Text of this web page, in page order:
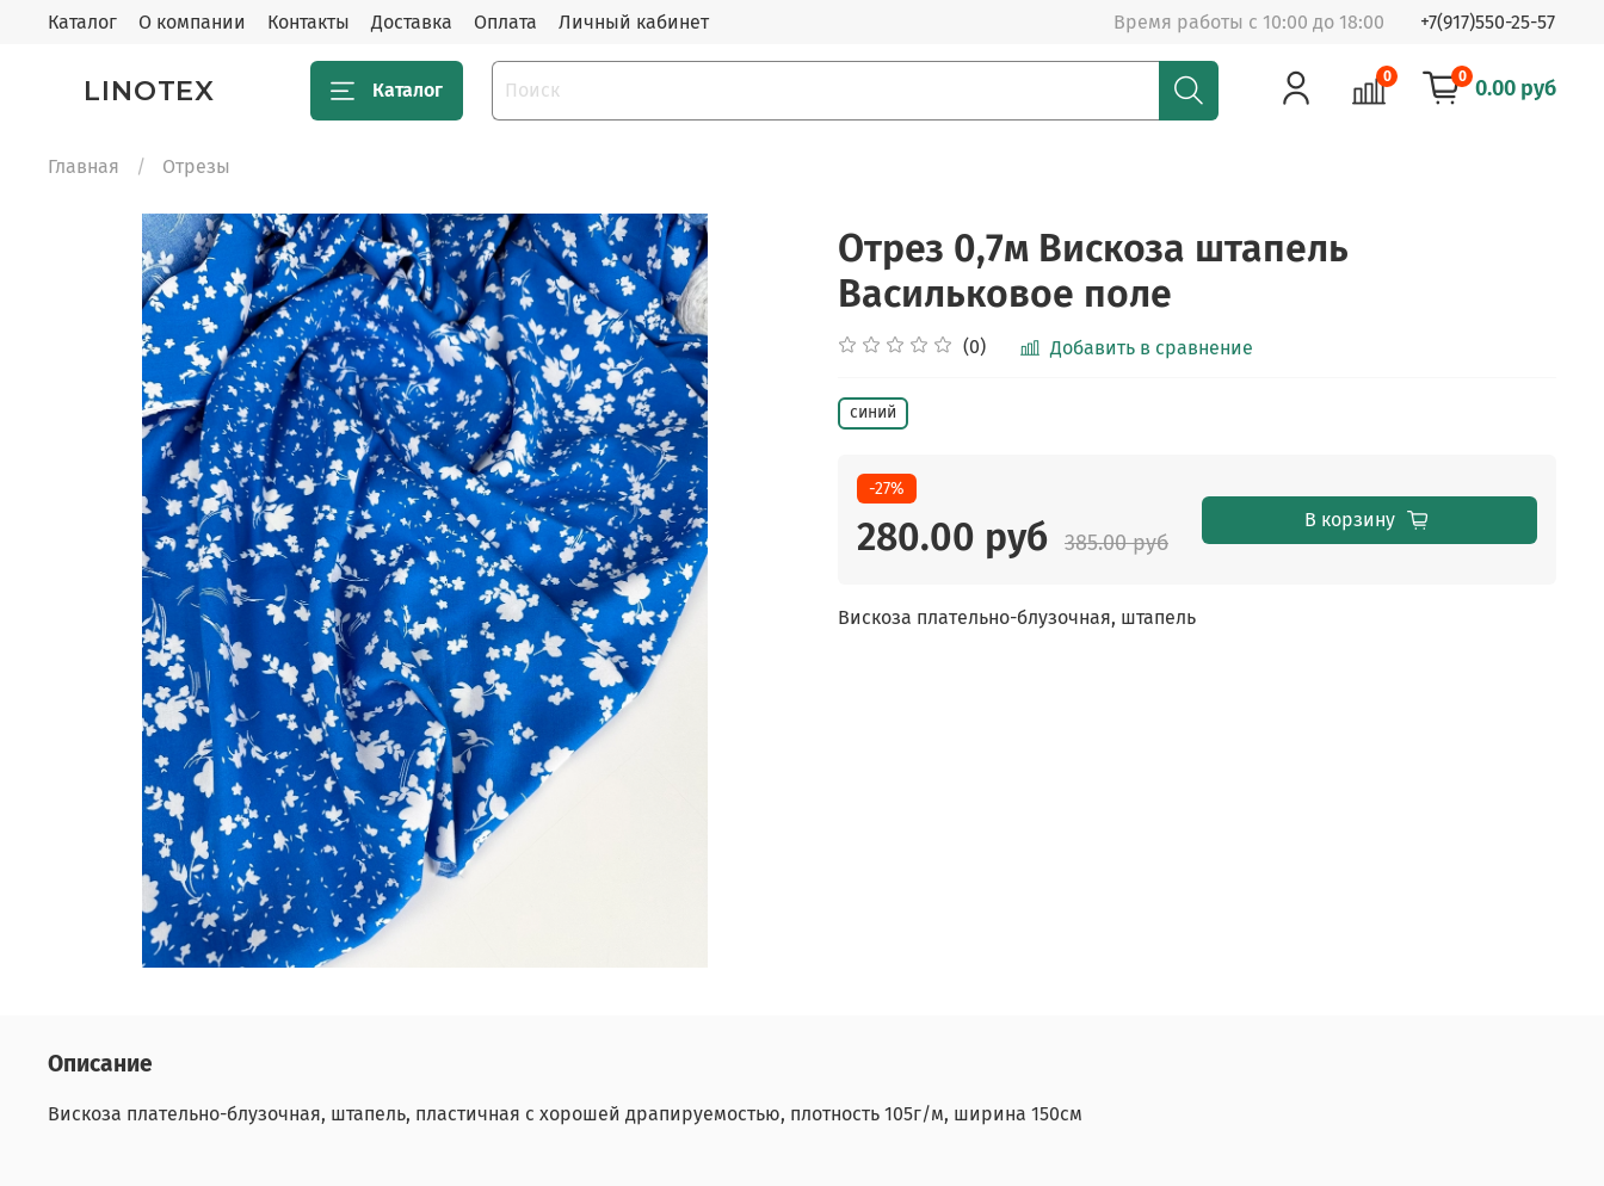
Каталог О компании Контакты Доставка Оплата Личный кабинет Время работы с 10:00 до 18:00 +7(917)550-25-57
LINOTEX Каталог
0 0 0.00 руб
Главная Отрезы
Отрез 0,7м Вискоза штапель
Васильковое поле
(0) Добавить в сравнение
синий
-27%
280.00 руб 385.00 руб
В корзину
Вискоза плательно-блузочная, штапель
Описание
Вискоза плательно-блузочная, штапель, пластичная с хорошей драпируемостью, плотность 105г/м, ширина 150см